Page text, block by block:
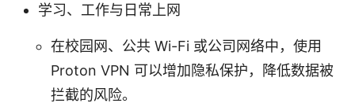
学习、工作与日常上网
在校园网、公共 Wi-Fi 或公司网络中，使用
Proton VPN 可以增加隐私保护，降低数据被
拦截的风险。